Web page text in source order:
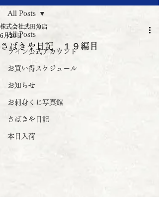
All Posts
ライン公式アカウント
お買い得スケジュール
お知らせ
お刺身くじ写真館
さばきや日記
本日入荷
All Posts
さばきや日記 １９編目
株式会社武田魚店
6月20日